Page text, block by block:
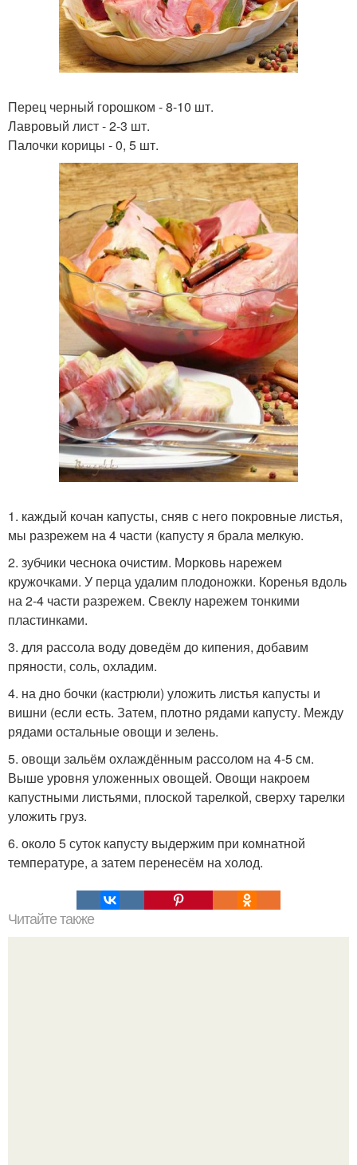
Перец черный горошком - 8-10 шт.
Лавровый лист - 2-3 шт.
Палочки корицы - 0, 5 шт.
1. каждый кочан капусты, сняв с него покровные листья,
мы разрежем на 4 части (капусту я брала мелкую.
2. зубчики чеснока очистим. Морковь нарежем
кружочками. У перца удалим плодоножки. Коренья вдоль
на 2-4 части разрежем. Свеклу нарежем тонкими
пластинками.
3. для рассола воду доведём до кипения, добавим
пряности, соль, охладим.
4. на дно бочки (кастрюли) уложить листья капусты и
вишни (если есть. Затем, плотно рядами капусту. Между
рядами остальные овощи и зелень.
5. овощи зальём охлаждённым рассолом на 4-5 см.
Выше уровня уложенных овощей. Овощи накроем
капустными листьями, плоской тарелкой, сверху тарелки
уложить груз.
6. около 5 суток капусту выдержим при комнатной
температуре, а затем перенесём на холод.
Читайте также